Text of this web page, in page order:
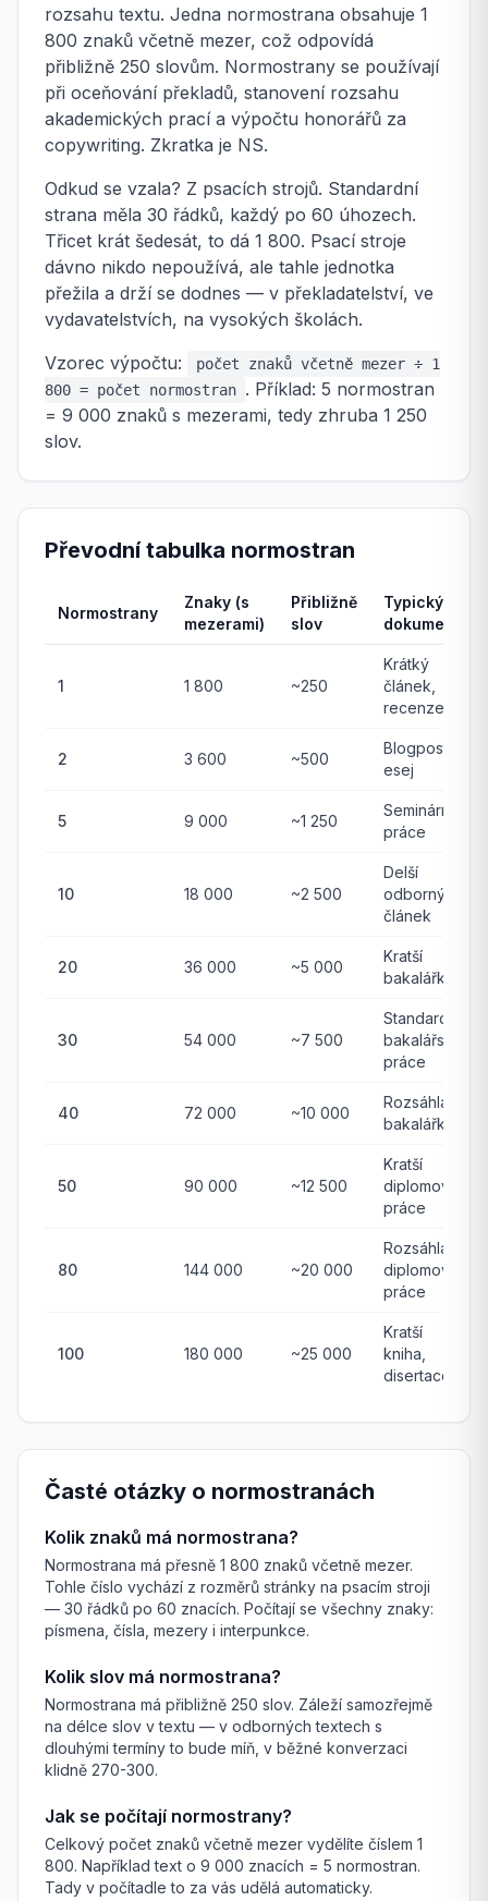
rozsahu textu. Jedna normostrana obsahuje 1
800 znaků včetně mezer, což odpovídá
přibližně 250 slovům. Normostrany se používají
při oceňování překladů, stanovení rozsahu
akademických prací a výpočtu honorářů za
copywriting. Zkratka je NS.
Odkud se vzala? Z psacích strojů. Standardní
strana měla 30 řádků, každý po 60 úhozech.
Třicet krát šedesát, to dá 1 800. Psací stroje
dávno nikdo nepoužívá, ale tahle jednotka
přežila a drží se dodnes — v překladatelství, ve
vydavatelstvích, na vysokých školách.
Vzorec výpočtu:
počet znaků včetně mezer ÷ 1
800 = počet normostran . Příklad: 5 normostran
= 9 000 znaků s mezerami, tedy zhruba 1 250
slov.
Převodní tabulka normostran
Normostrany
Znaky (s
mezerami)
Přibližně
slov
Typický
dokument
1 1 800 ~250
Krátký
článek,
recenze
2 3 600 ~500
Blogpost,
esej
5 9 000 ~1 250
Seminární
práce
10 18 000 ~2 500
Delší
odborný
článek
20 36 000 ~5 000
Kratší
bakalářka
30 54 000 ~7 500
Standardní
bakalářská
práce
40 72 000 ~10 000
Rozsáhlá
bakalářka
50 90 000 ~12 500
Kratší
diplomová
práce
80 144 000 ~20 000
Rozsáhlá
diplomová
práce
100 180 000 ~25 000
Kratší
kniha,
disertace
Časté otázky o normostranách
Kolik znaků má normostrana?
Normostrana má přesně 1 800 znaků včetně mezer.
Tohle číslo vychází z rozměrů stránky na psacím stroji
— 30 řádků po 60 znacích. Počítají se všechny znaky:
písmena, čísla, mezery i interpunkce.
Kolik slov má normostrana?
Normostrana má přibližně 250 slov. Záleží samozřejmě
na délce slov v textu — v odborných textech s
dlouhými termíny to bude míň, v běžné konverzaci
klidně 270-300.
Jak se počítají normostrany?
Celkový počet znaků včetně mezer vydělíte číslem 1
800. Například text o 9 000 znacích = 5 normostran.
Tady v počítadle to za vás udělá automaticky.